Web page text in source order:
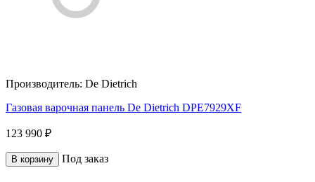
Производитель: De Dietrich
Газовая варочная панель De Dietrich DPE7929XF
123 990 ₽
В корзину Под заказ